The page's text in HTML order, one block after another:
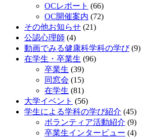
OCレポート (66)
OC開催案内 (72)
その他お知らせ (21)
公認心理師 (4)
動画でみる健康科学科の学び(9)
在学生・卒業生 (96)
卒業生 (39)
同窓会 (15)
在学生 (81)
大学イベント (56)
学生による学科の学び紹介 (45)
ボランティア活動紹介 (9)
卒業生インタービュー (4)